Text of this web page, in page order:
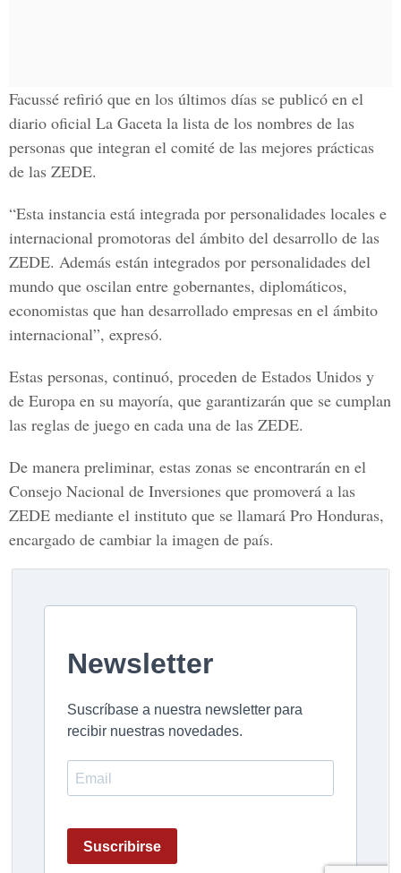
Facussé refirió que en los últimos días se publicó en el
diario oficial La Gaceta la lista de los nombres de las
personas que integran el comité de las mejores prácticas
de las ZEDE.
“Esta instancia está integrada por personalidades locales e
internacional promotoras del ámbito del desarrollo de las
ZEDE. Además están integrados por personalidades del
mundo que oscilan entre gobernantes, diplomáticos,
economistas que han desarrollado empresas en el ámbito
internacional”, expresó.
Estas personas, continuó, proceden de Estados Unidos y
de Europa en su mayoría, que garantizarán que se cumplan
las reglas de juego en cada una de las ZEDE.
De manera preliminar, estas zonas se encontrarán en el
Consejo Nacional de Inversiones que promoverá a las
ZEDE mediante el instituto que se llamará Pro Honduras,
encargado de cambiar la imagen de país.